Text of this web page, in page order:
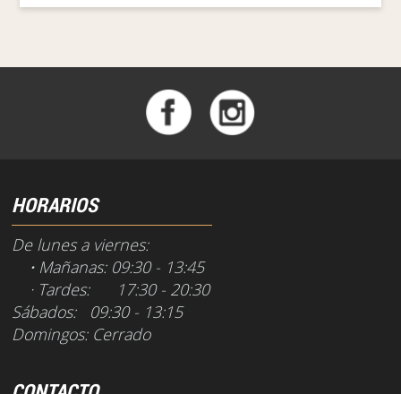
HORARIOS
De lunes a viernes:
· Mañanas: 09:30 - 13:45
· Tardes: 17:30 - 20:30
Sábados: 09:30 - 13:15
Domingos: Cerrado